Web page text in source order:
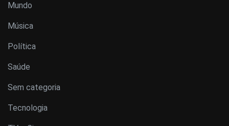
Mundo
Música
Política
Saúde
Sem categoria
Tecnologia